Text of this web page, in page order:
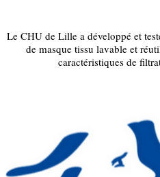
Le CHU de Lille a développé et
de masque tissu lavable et
caractéristiques de